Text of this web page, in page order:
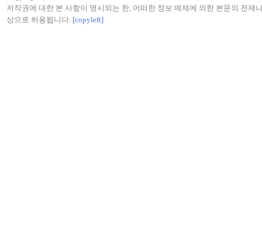
저작권에 대한 본 사항이 명시되는 한, 어떠한 정보 매체에 의한 본문의 전재
상으로 허용됩니다. [copyleft]